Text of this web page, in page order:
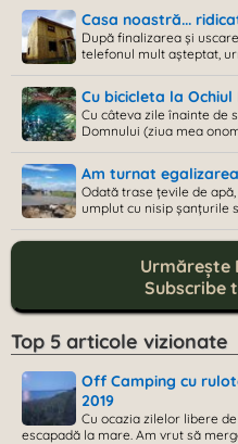
Casa noastră...
După finalizarea și
telefonul mult așteptat,
Cu bicicleta la Ochiul
Cu câteva zile înainte de
Domnului (ziua mea
Am turnat
Odată trase țevile de
umplut cu nisip șanțurile
Urmărește
Subscribe
Top 5 articole vizionate
Off Camping cu
2019
Cu ocazia zilelor libere
escapadă la mare. Am vrut să